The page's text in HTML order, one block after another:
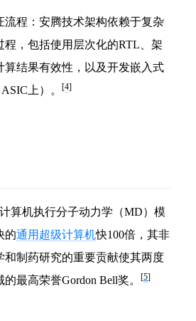
流程：安腾技术架构依赖于复杂
程，包括使用层次化的RTL、架
算结果有效性，以及开发嵌入式
上）。
[4]
算机执行分子动力学（MD）模
的通用超级计算机快100倍，其非
和制药研究的重要贡献使其两度
最高荣誉Gordon Bell奖。
[5]